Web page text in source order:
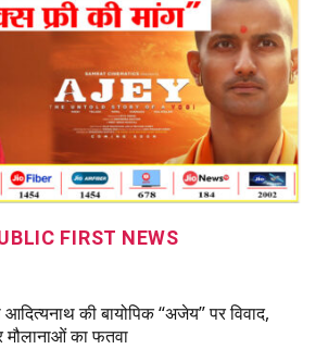
FIRST NEWS
की बायोपिक “अजेय” पर विवाद,
का फतवा